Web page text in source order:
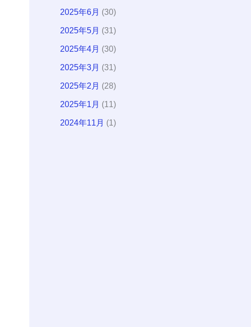
2025年6月 (30)
2025年5月 (31)
2025年4月 (30)
2025年3月 (31)
2025年2月 (28)
2025年1月 (11)
2024年11月 (1)